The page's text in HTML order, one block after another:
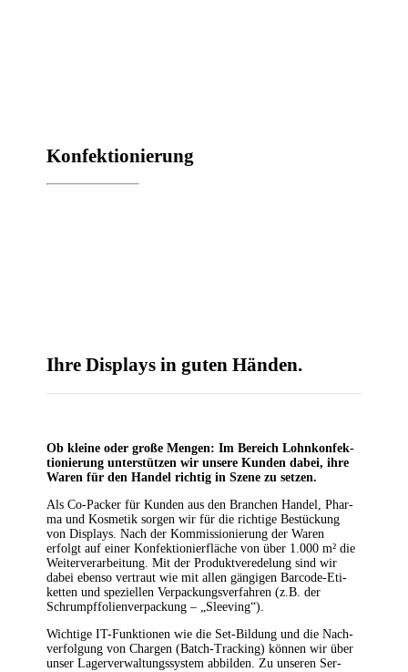
Kon­fek­tio­nie­rung
Ihre Dis­plays in guten Händen.
Ob klei­ne oder gro­ße Men­gen: Im Bereich Lohn­kon­fek­
tio­nie­rung unter­stüt­zen wir unse­re Kun­den dabei, ihre
Waren für den Han­del rich­tig in Sze­ne zu setzen.
Als Co-Packer für Kun­den aus den Bran­chen Han­del, Phar­
ma und Kos­me­tik sor­gen wir für die rich­ti­ge Bestü­ckung
von Dis­plays. Nach der Kom­mis­sio­nie­rung der Waren
erfolgt auf einer Kon­fek­tio­nier­flä­che von über 1.000 m² die
Wei­ter­ver­ar­bei­tung. Mit der Pro­dukt­ver­ede­lung sind wir
dabei eben­so ver­traut wie mit allen gän­gi­gen Bar­code-Eti­
ket­ten und spe­zi­el­len Ver­pa­ckungs­ver­fah­ren (z.B. der
Schrumpf­fo­li­en­ver­pa­ckung – „Slee­ving“).
Wich­ti­ge IT-Funk­tio­nen wie die Set-Bil­dung und die Nach­
ver­fol­gung von Char­gen (Batch-Track­ing) kön­nen wir über
unser Lager­ver­wal­tungs­sys­tem abbil­den. Zu unse­ren Ser­